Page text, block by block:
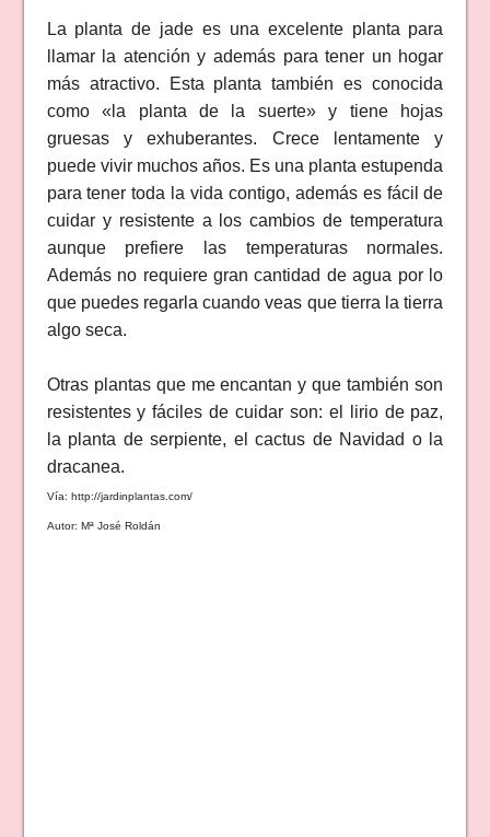
La planta de jade es una excelente planta para
llamar la atención y además para tener un hogar
más atractivo. Esta planta también es conocida
como «la planta de la suerte» y tiene hojas
gruesas y exhuberantes. Crece lentamente y
puede vivir muchos años. Es una planta estupenda
para tener toda la vida contigo, además es fácil de
cuidar y resistente a los cambios de temperatura
aunque prefiere las temperaturas normales.
Además no requiere gran cantidad de agua por lo
que puedes regarla cuando veas que tierra la tierra
algo seca.
Otras plantas que me encantan y que también son
resistentes y fáciles de cuidar son: el lirio de paz,
la planta de serpiente, el cactus de Navidad o la
dracanea.
Vía: http://jardinplantas.com/
Autor: Mª José Roldán